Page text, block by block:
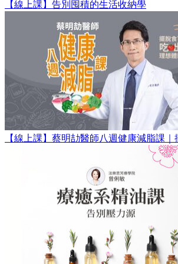
【線上課】告別囤積的生活收納學
【線上課】蔡明劼醫師八週健康減脂課